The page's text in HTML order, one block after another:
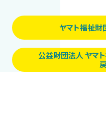
ヤマト福祉財
公益財団法人 ヤマ